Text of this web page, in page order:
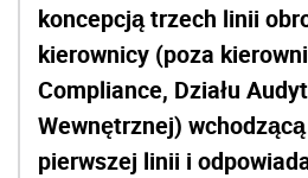
koncepcją trzech linii
kierownicy (poza
Compliance, Działu
Wewnętrznej)
pierwszej linii i